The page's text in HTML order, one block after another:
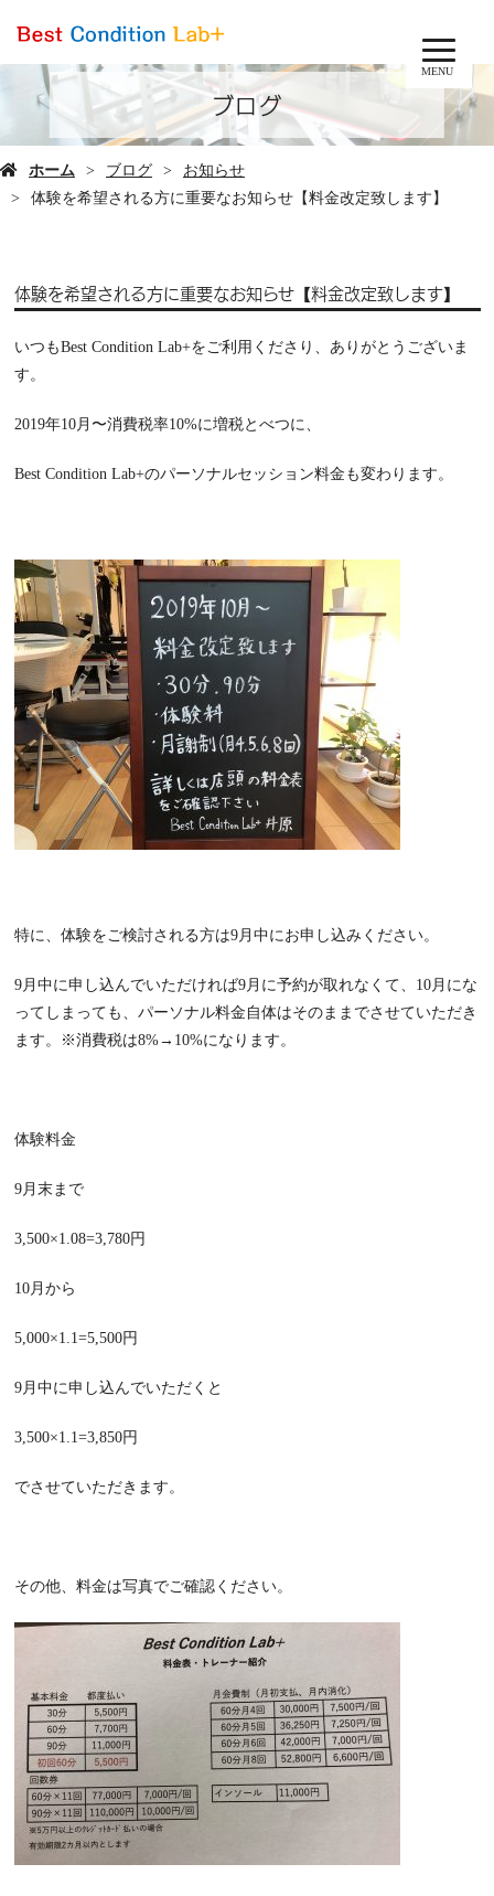
MENU
ブログ
ホーム ブログ
お知らせ
体験を希望される方に重要なお知らせ【料金改定致します】
体験を希望される方に重要なお知らせ【料金改定致します】
いつもBest Condition Lab+をご利用くださり、ありがとうございま
す。
2019年10月〜消費税率10%に増税とべつに、
Best Condition Lab+のパーソナルセッション料金も変わります。
特に、体験をご検討される方は9月中にお申し込みください。
9月中に申し込んでいただければ9月に予約が取れなくて、10月にな
ってしまっても、パーソナル料金自体はそのままでさせていただき
ます。※消費税は8%→10%になります。
体験料金
9月末まで
3,500×1.08=3,780円
10月から
5,000×1.1=5,500円
9月中に申し込んでいただくと
3,500×1.1=3,850円
でさせていただきます。
その他、料金は写真でご確認ください。